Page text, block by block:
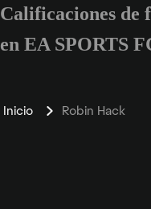
Ingresa un
Calificaciones de
en EA SPORTS
Inicio Robin Hack